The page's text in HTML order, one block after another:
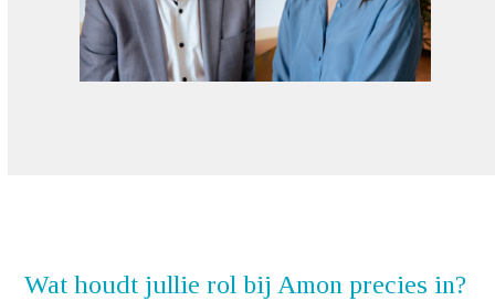
Wat houdt jullie rol bij Amon precies in?